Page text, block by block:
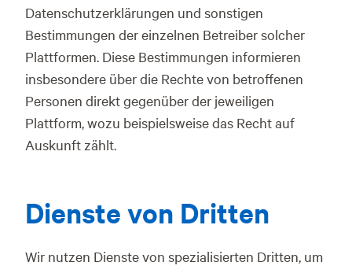
Datenschutzerklärungen und sonstigen
Bestimmungen der einzelnen Betreiber solcher
Plattformen. Diese Bestimmungen informieren
insbesondere über die Rechte von betroffenen
Personen direkt gegenüber der jeweiligen
Plattform, wozu beispielsweise das Recht auf
Auskunft zählt.
Dienste von Dritten
Wir nutzen Dienste von spezialisierten Dritten, um